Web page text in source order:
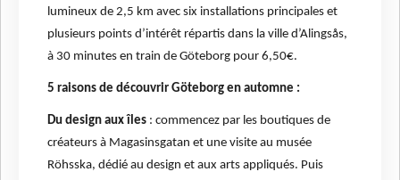
lumineux de 2,5 km avec six installations principales et
plusieurs points d’intérêt répartis dans la ville d’Alingsås,
à 30 minutes en train de Göteborg pour 6,50€.
5 raisons de découvrir Göteborg en automne :
Du design aux îles : commencez par les boutiques de
créateurs à Magasinsgatan et une visite au musée
Röhsska, dédié au design et aux arts appliqués. Puis